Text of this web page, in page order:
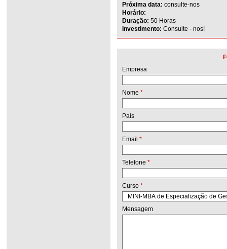
Próxima data: consulte-nos
Horário:
Duração: 50 Horas
Investimento: Consulte - nos!
Empresa
Nome *
País
Email *
Telefone *
Curso *
Mensagem